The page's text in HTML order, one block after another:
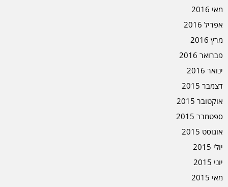
מאי 2016
אפריל 2016
מרץ 2016
פברואר 2016
ינואר 2016
דצמבר 2015
אוקטובר 2015
ספטמבר 2015
אוגוסט 2015
יולי 2015
יוני 2015
מאי 2015